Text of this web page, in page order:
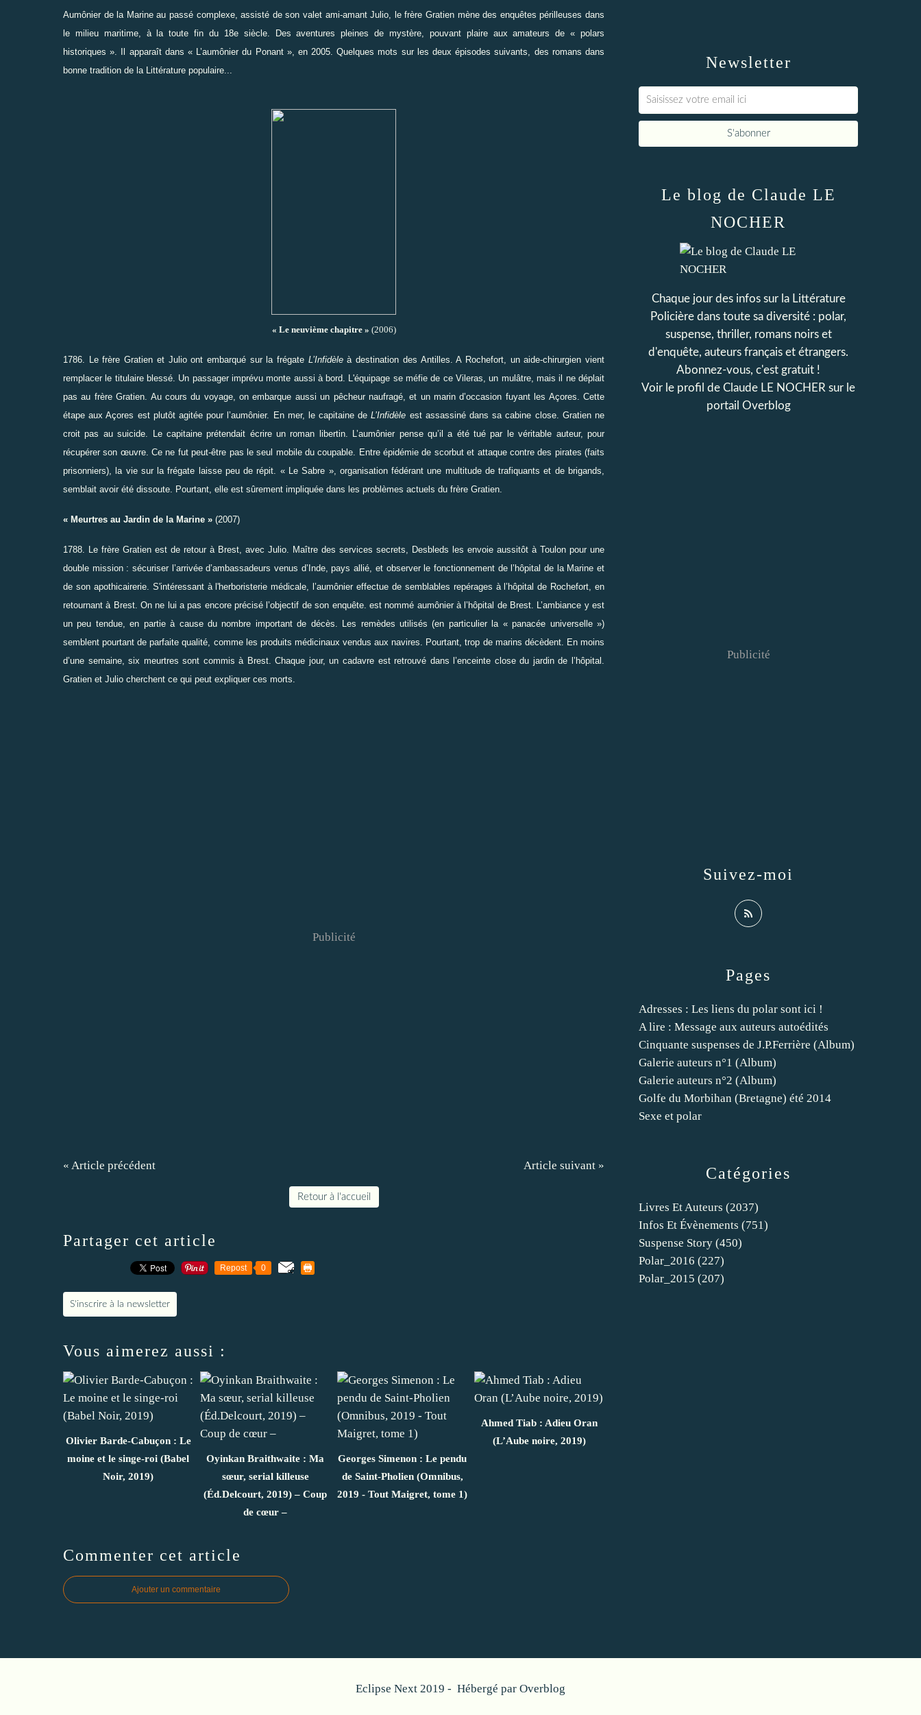
Aumônier de la Marine au passé complexe, assisté de son valet ami-amant Julio, le frère Gratien mène des enquêtes périlleuses dans
le milieu maritime, à la toute fin du 18e siècle. Des aventures pleines de mystère, pouvant plaire aux amateurs de « polars
historiques ». Il apparaît dans « L’aumônier du Ponant », en 2005. Quelques mots sur les deux épisodes suivants, des romans dans
bonne tradition de la Littérature populaire...
« Le neuvième chapitre » (2006)
1786. Le frère Gratien et Julio ont embarqué sur la frégate L’Infidèleà destination des Antilles. A Rochefort, un aide-chirurgien vient
remplacer le titulaire blessé. Un passager imprévu monte aussi à bord. L'équipage se méfie de ce Vileras, un mulâtre, mais il ne déplait
pas au frère Gratien. Au cours du voyage, on embarque aussi un pêcheur naufragé, et un marin d’occasion fuyant les Açores. Cette
étape aux Açores est plutôt agitée pour l’aumônier. En mer, le capitaine deL’Infidèle est assassiné dans sa cabine close. Gratien ne
croit pas au suicide. Le capitaine prétendait écrire un roman libertin. L’aumônier pense qu’il a été tué par le véritable auteur, pour
récupérer son œuvre. Ce ne fut peut-être pas le seul mobile du coupable. Entre épidémie de scorbut et attaque contre des pirates (faits
prisonniers), la vie sur la frégate laisse peu de répit. « Le Sabre », organisation fédérant une multitude de trafiquants et de brigands,
semblait avoir été dissoute. Pourtant, elle est sûrement impliquée dans les problèmes actuels du frère Gratien.
« Meurtres au Jardin de la Marine » (2007)
1788. Le frère Gratien est de retour à Brest, avec Julio. Maître des services secrets, Desbleds les envoie aussitôt à Toulon pour une
double mission : sécuriser l’arrivée d’ambassadeurs venus d’Inde, pays allié, et observer le fonctionnement de l’hôpital de la Marine et
de son apothicairerie. S'intéressant à l'herboristerie médicale, l’aumônier effectue de semblables repérages à l’hôpital de Rochefort, en
retournant à Brest. On ne lui a pas encore précisé l’objectif de son enquête. est nommé aumônier à l’hôpital de Brest. L’ambiance y est
un peu tendue, en partie à cause du nombre important de décès. Les remèdes utilisés (en particulier la « panacée universelle »)
semblent pourtant de parfaite qualité, comme les produits médicinaux vendus aux navires. Pourtant, trop de marins décèdent. En moins
d’une semaine, six meurtres sont commis à Brest. Chaque jour, un cadavre est retrouvé dans l’enceinte close du jardin de l’hôpital.
Gratien et Julio cherchent ce qui peut expliquer ces morts.
Publicité
« Article précédent Article suivant »
Retour à l'accueil
Partager cet article
Repost 0
S'inscrire à la newsletter
Vous aimerez aussi :
Olivier Barde-Cabuçon : Le
moine et le singe-roi (Babel
Noir, 2019)
Oyinkan Braithwaite : Ma
sœur, serial killeuse
(Éd.Delcourt, 2019) – Coup
de cœur –
Georges Simenon : Le pendu
de Saint-Pholien (Omnibus,
2019 - Tout Maigret, tome 1)
Ahmed Tiab : Adieu Oran
(L’Aube noire, 2019)
Commenter cet article
Ajouter un commentaire
Newsletter
Catégories
Livres Et Auteurs (2037)
Infos Et Évènements (751)
Suspense Story (450)
Polar_2016 (227)
Polar_2015 (207)
Pages
Adresses : Les liens du polar sont ici !
A lire : Message aux auteurs autoédités
Cinquante suspenses de J.P.Ferrière (Album)
Galerie auteurs n°1 (Album)
Galerie auteurs n°2 (Album)
Golfe du Morbihan (Bretagne) été 2014
Sexe et polar
Le blog de Claude LE
NOCHER
Chaque jour des infos sur la Littérature
Policière dans toute sa diversité : polar,
suspense, thriller, romans noirs et
d'enquête, auteurs français et étrangers.
Abonnez-vous, c'est gratuit !
Voir le profil de Claude LE NOCHER sur le
portail Overblog
Suivez-moi
Publicité
Eclipse Next 2019 - Hébergé par Overblog